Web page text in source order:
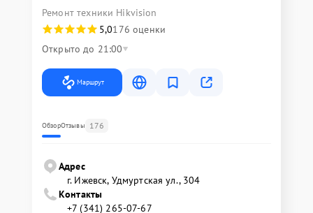
Ремонт техники Hikvision
5,0176 оценки
Открыто до 21:00
Маршрут
ОбзорОтзывы 176
Адрес
г. Ижевск, Удмуртская ул., 304
Контакты
+7 (341) 265-07-67